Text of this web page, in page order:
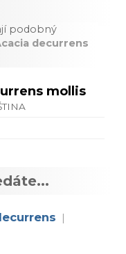
podobný
decurrens
mollis
|